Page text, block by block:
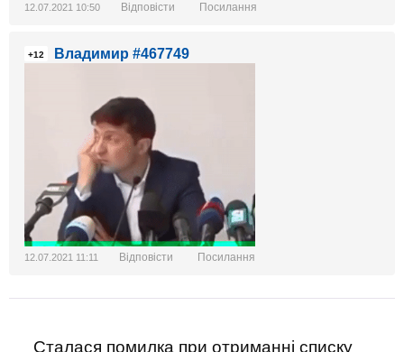
12.07.2021 10:50 Відповісти Посилання
+12 Владимир #467749
12.07.2021 11:11 Відповісти Посилання
Сталася помилка при отриманні списку